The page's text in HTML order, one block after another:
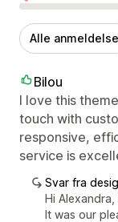
Negative
Alle
Bilou
I love this
touch with
responsive,
service is
Svar fra
Hi
It was our